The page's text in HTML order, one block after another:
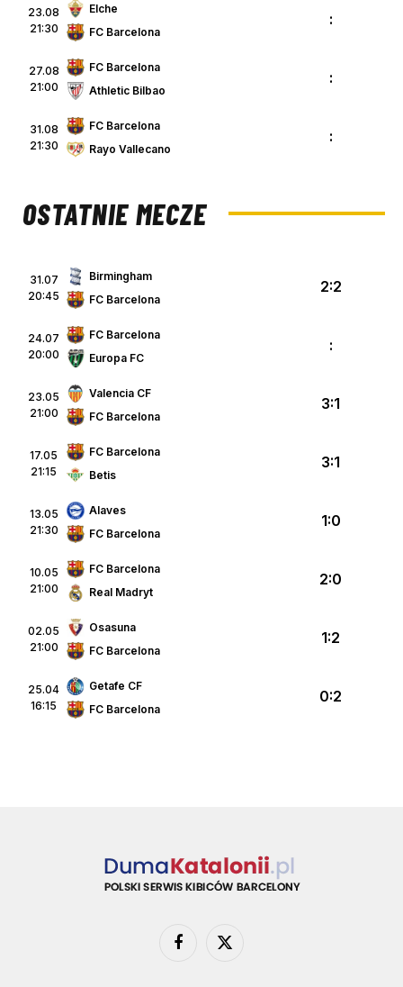
23.08
21:30
Elche
FC Barcelona
:
27.08
21:00
FC Barcelona
Athletic Bilbao
:
31.08
21:30
FC Barcelona
Rayo Vallecano
:
OSTATNIE MECZE
31.07
20:45
Birmingham
FC Barcelona
2:2
24.07
20:00
FC Barcelona
Europa FC
:
23.05
21:00
Valencia CF
FC Barcelona
3:1
17.05
21:15
FC Barcelona
Betis
3:1
13.05
21:30
Alaves
FC Barcelona
1:0
10.05
21:00
FC Barcelona
Real Madryt
2:0
02.05
21:00
Osasuna
FC Barcelona
1:2
25.04
16:15
Getafe CF
FC Barcelona
0:2
Facebook
X